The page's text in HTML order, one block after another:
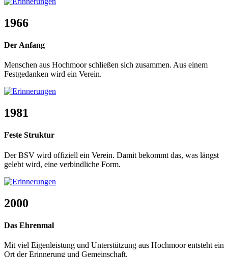
1966
Der Anfang
Menschen aus Hochmoor schließen sich zusammen. Aus einem
Festgedanken wird ein Verein.
1981
Feste Struktur
Der BSV wird offiziell ein Verein. Damit bekommt das, was längst
gelebt wird, eine verbindliche Form.
2000
Das Ehrenmal
Mit viel Eigenleistung und Unterstützung aus Hochmoor entsteht ein
Ort der Erinnerung und Gemeinschaft.